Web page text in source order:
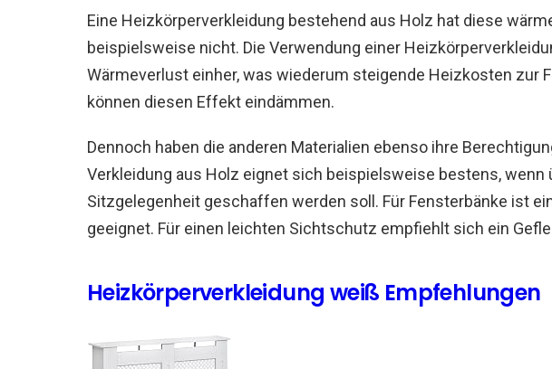
Eine Heizkörperverkleidung bestehend aus Holz hat diese
beispielsweise nicht. Die Verwendung einer
Wärmeverlust einher, was wiederum steigende Heizkosten zur
können diesen Effekt eindämmen.
Dennoch haben die anderen Materialien ebenso ihre
Verkleidung aus Holz eignet sich beispielsweise bestens, wenn
Sitzgelegenheit geschaffen werden soll. Für Fensterbänke ist
geeignet. Für einen leichten Sichtschutz empfiehlt sich ein
Heizkörperverkleidung weiß Empfehlungen